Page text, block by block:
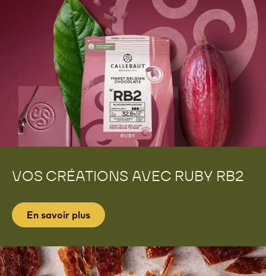
VOS CRÉATIONS AVEC RUBY RB2
En savoir plus